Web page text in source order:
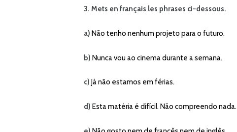
3. Mets en français les phrases ci-dessous.
a) Não tenho nenhum projeto para o futuro.
b) Nunca vou ao cinema durante a semana.
c) Já não estamos em férias.
d) Esta matéria é difícil. Não compreendo nada.